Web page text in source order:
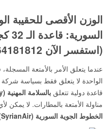
الوزن الأقصى للحقيبة
(استفسر الآن 0971564181812)
عندما يتعلق الأمر بالأمتعة
الواحدة لا يتعلق فقط بسياسة شركة
قاعدة دولية تتعلق بالسلامة المهنية (Health & Safety)
مناولة الأمتعة بالمطارات. لا
الخطوط الجوية السورية (SyrianAir)